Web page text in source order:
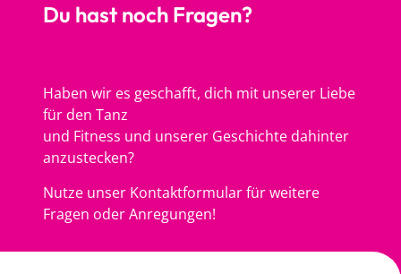
Du hast noch Fragen?
Haben wir es geschafft, dich mit unserer Liebe
für den Tanz
und Fitness und unserer Geschichte dahinter
anzustecken?
Nutze unser Kontaktformular für weitere
Fragen oder Anregungen!